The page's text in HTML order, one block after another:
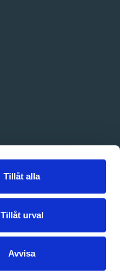
Tillåt alla
Tillåt urval
Avvisa